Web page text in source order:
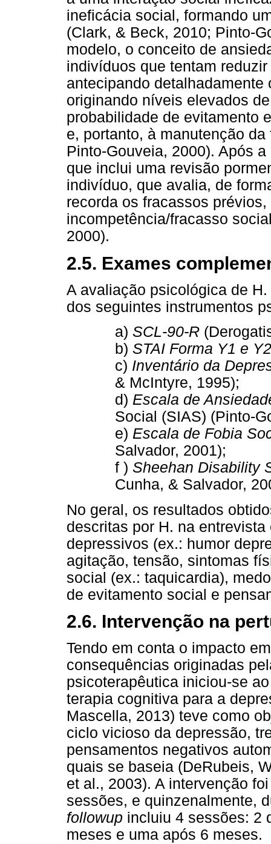
ineficácia social, formando
(Clark, & Beck, 2010; Pinto-
modelo, o conceito de
indivíduos que tentam
antecipando
originando níveis elevados
probabilidade de evitamento
e, portanto, à manutenção
Pinto-Gouveia, 2000). Após
que inclui uma revisão
indivíduo, que avalia, de
recorda os fracassos
incompetência/fracasso
2000).
2.5. Exames
A avaliação psicológica de
dos seguintes instrumentos
a) SCL-90-R
b) STAI Forma Y1 e Y2
c) Inventário da
& McIntyre, 1995);
d) Escala de
Social (SIAS) (Pinto-
e) Escala de Fobia
Salvador, 2001);
f ) Sheehan Disability
Cunha, & Salvador,
No geral, os resultados
descritas por H. na
depressivos (ex.: humor
agitação, tensão, sintomas
social (ex.: taquicardia),
de evitamento social e
2.6. Intervenção na
Tendo em conta o impacto
consequências originadas
psicoterapêutica iniciou-se
terapia cognitiva para a
Mascella, 2013) teve como
ciclo vicioso da depressão,
pensamentos negativos
quais se baseia (DeRubeis,
et al., 2003). A intervenção
sessões, e quinzenalmente,
followup incluiu 4 sessões: 2
meses e uma após 6 meses.